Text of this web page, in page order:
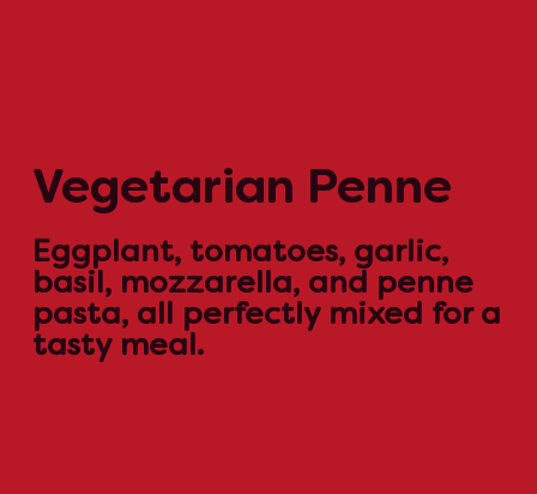
Vegetarian Penne
Eggplant, tomatoes, garlic,
basil, mozzarella, and penne
pasta, all perfectly mixed for a
tasty meal.